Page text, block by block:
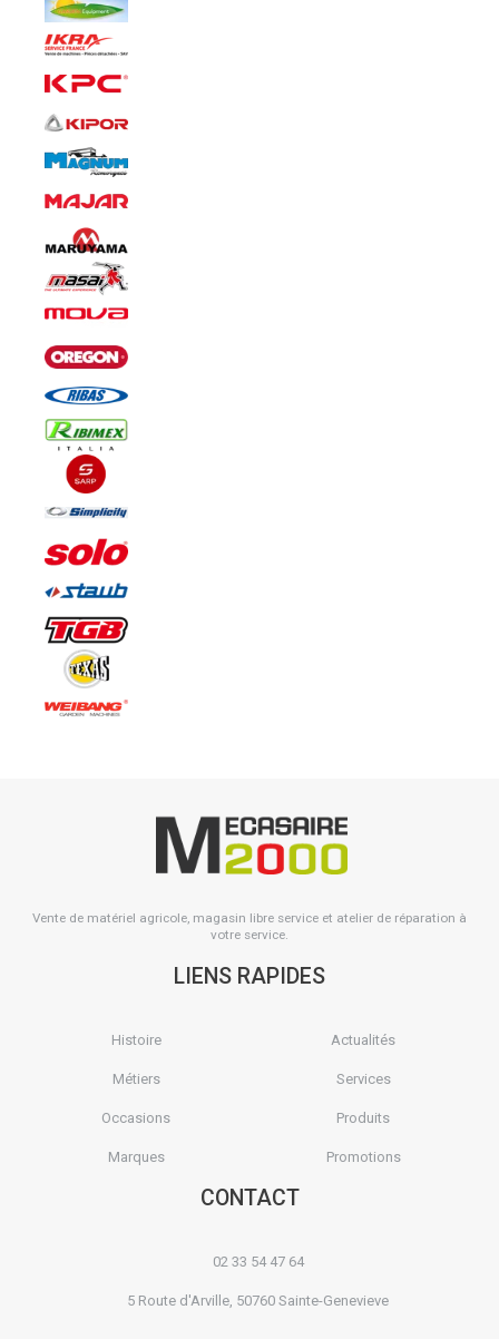
Vente de matériel agricole, magasin libre service et atelier de réparation à
votre service.
LIENS RAPIDES
Histoire Actualités
Métiers Services
Occasions Produits
Marques Promotions
CONTACT
02 33 54 47 64
5 Route d'Arville, 50760 Sainte-Genevieve